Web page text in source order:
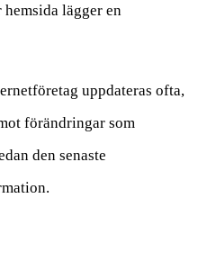
hemsida lägger en
uppdateras ofta,
förändringar som
den senaste